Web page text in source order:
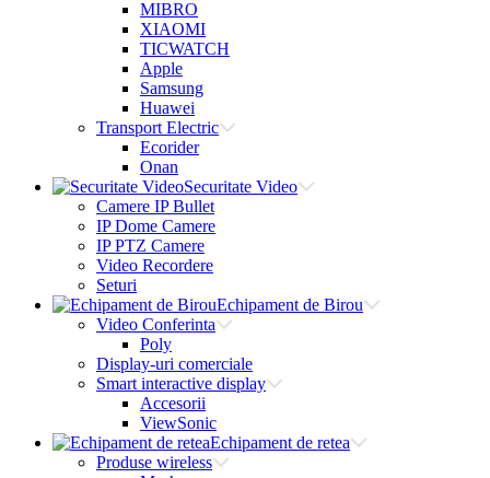
MIBRO
XIAOMI
TICWATCH
Apple
Samsung
Huawei
Transport Electric
Ecorider
Onan
Securitate Video
Camere IP Bullet
IP Dome Camere
IP PTZ Camere
Video Recordere
Seturi
Echipament de Birou
Video Conferinta
Poly
Display-uri comerciale
Smart interactive display
Accesorii
ViewSonic
Echipament de retea
Produse wireless